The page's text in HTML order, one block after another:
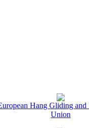
Hang Gliding and
Union